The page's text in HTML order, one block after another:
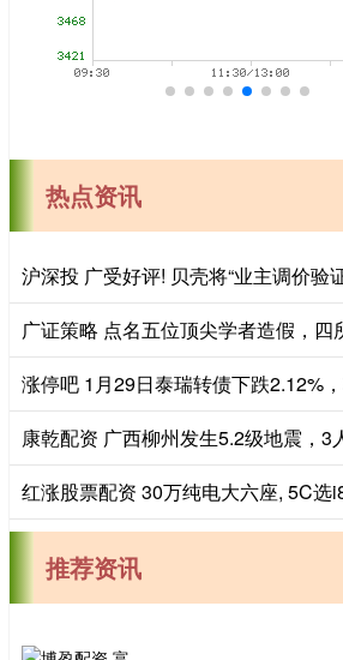
热点资讯
康乾配资 广西柳州发生5.2级地震，3
推荐资讯